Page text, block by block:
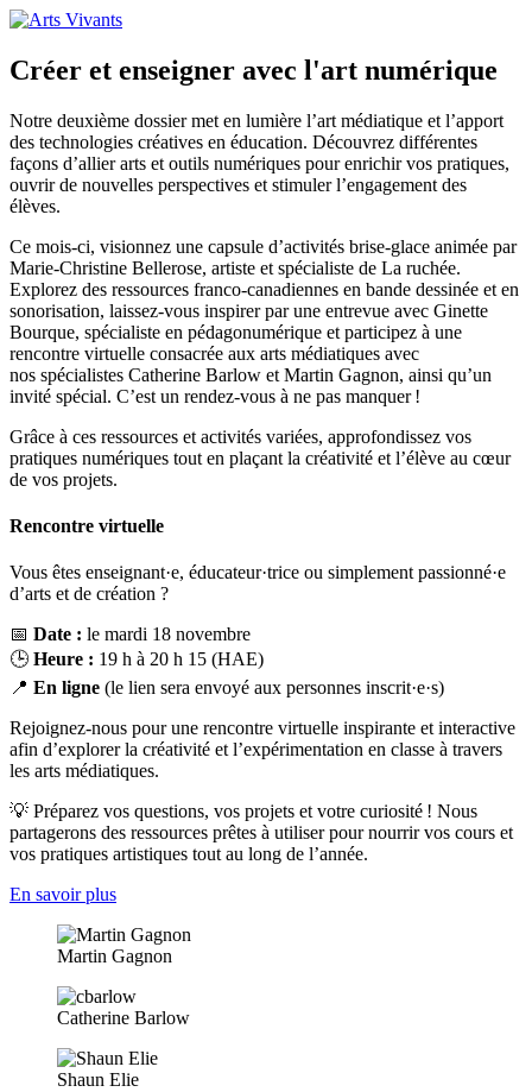
Créer et enseigner avec l'art numérique
Notre deuxième dossier met en lumière l’art médiatique et l’apport
des technologies créatives en éducation. Découvrez différentes
façons d’allier arts et outils numériques pour enrichir vos pratiques,
ouvrir de nouvelles perspectives et stimuler l’engagement des
élèves.
Ce mois-ci, visionnez une capsule d’activités brise-glace animée par
Marie-Christine Bellerose, artiste et spécialiste de La ruchée.
Explorez des ressources franco-canadiennes en bande dessinée et en
sonorisation, laissez-vous inspirer par une entrevue avec Ginette
Bourque, spécialiste en pédagonumérique et participez à une
rencontre virtuelle consacrée aux arts médiatiques avec
nos spécialistes Catherine Barlow et Martin Gagnon, ainsi qu’un
invité spécial. C’est un rendez-vous à ne pas manquer !
Grâce à ces ressources et activités variées, approfondissez vos
pratiques numériques tout en plaçant la créativité et l’élève au cœur
de vos projets.
Rencontre virtuelle
Vous êtes enseignant·e, éducateur·trice ou simplement passionné·e
d’arts et de création ?
📅 Date : le mardi 18 novembre
🕒 Heure : 19 h à 20 h 15 (HAE)
📍 En ligne (le lien sera envoyé aux personnes inscrit·e·s)
Rejoignez-nous pour une rencontre virtuelle inspirante et interactive
afin d’explorer la créativité et l’expérimentation en classe à travers
les arts médiatiques.
💡 Préparez vos questions, vos projets et votre curiosité ! Nous
partagerons des ressources prêtes à utiliser pour nourrir vos cours et
vos pratiques artistiques tout au long de l’année.
En savoir plus
Martin Gagnon
Catherine Barlow
Shaun Elie